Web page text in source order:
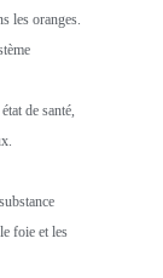
les oranges.
de santé,
foie et les